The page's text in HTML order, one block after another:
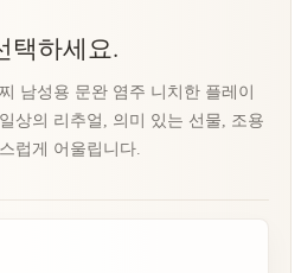
택하세요.
남성용 문완 염주 니치한 플레이
상의 리추얼, 의미 있는 선물, 조용
럽게 어울립니다.